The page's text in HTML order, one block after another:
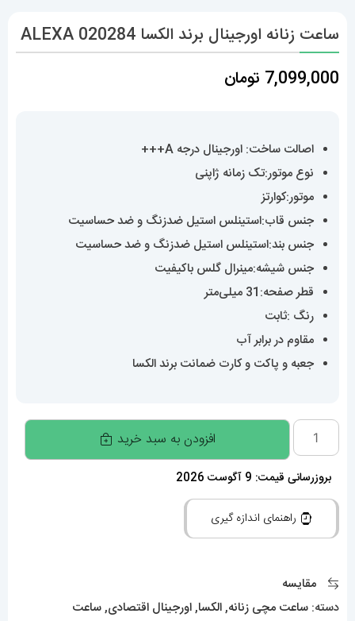
ساعت زنانه اورجینال برند الکسا 020284 ALEXA
7,099,000 تومان
اصالت ساخت: اورجینال درجه A+++
نوع موتور:تک زمانه ژاپنی
موتور:کوارتز
جنس قاب:استینلس استیل ضدزنگ و ضد حساسیت
جنس بند:استینلس استیل ضدزنگ و ضد حساسیت
جنس شیشه:مینرال گلس باکیفیت
قطر صفحه:31 میلی‌متر
رنگ :ثابت
مقاوم در برابر آب
جعبه و پاکت و کارت ضمانت برند الکسا
ساعت
زنانه
اورجینال
برند
ALEXA
افزودن به سبد خرید
بروزرسانی قیمت: 9 آگوست 2026
راهنمای اندازه گیری
مقایسه
دسته: ساعت مچی زنانه,الکسا,اورجینال اقتصادی,ساعت